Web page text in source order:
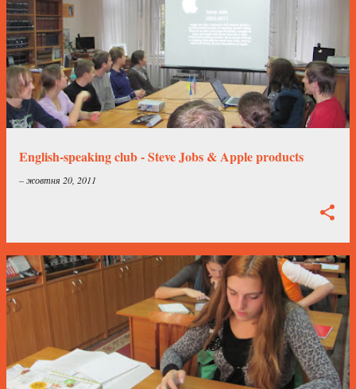
English-speaking club - Steve Jobs & Apple products
–жовтня 20, 2011